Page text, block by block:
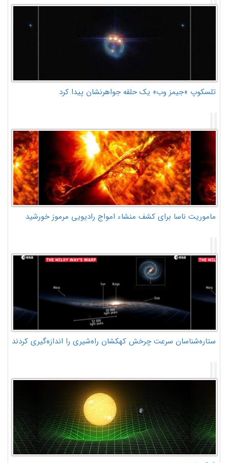
تلسکوپ «جیمز وب» یک حلقه جواهرنشان پیدا کرد
ماموریت ناسا برای کشف منشاء امواج رادیویی مرموز خورشید
ستاره‌شناسان سرعت چرخش کهکشان راه‌شیری را اندازه‌گیری کردند